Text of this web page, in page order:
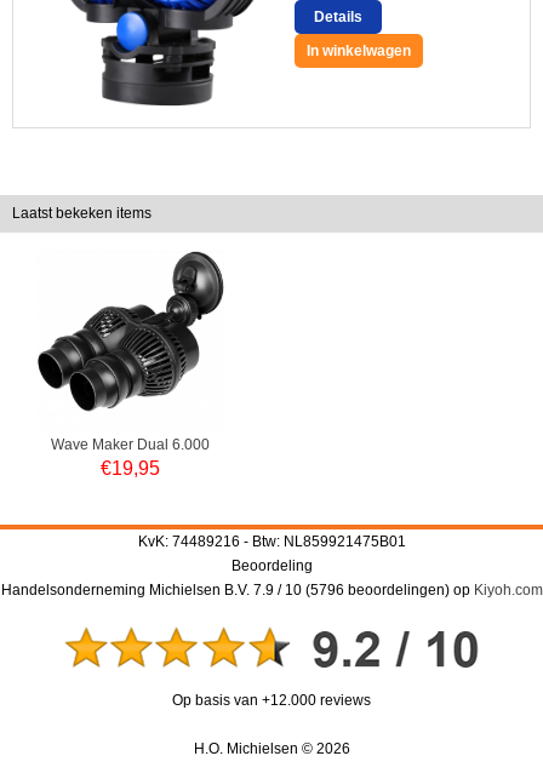
Details
In winkelwagen
Laatst bekeken items
Wave Maker Dual 6.000
€19,95
KvK: 74489216 - Btw: NL859921475B01
Beoordeling
Handelsonderneming Michielsen B.V. 7.9/ 10(5796 beoordelingen) op Kiyoh.com
Op basis van +12.000 reviews
H.O. Michielsen © 2026